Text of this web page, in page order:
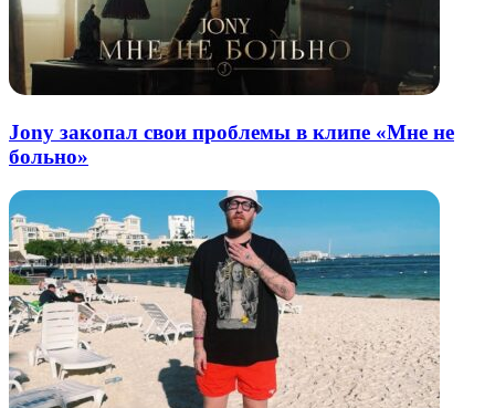
Jony закопал свои проблемы в клипе «Мне не
больно»